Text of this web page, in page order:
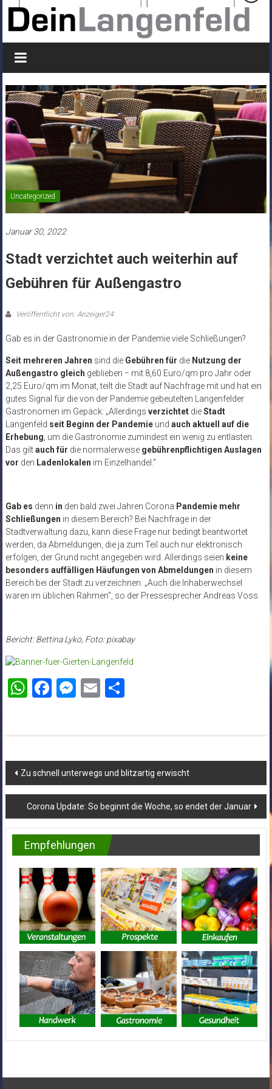
Uncategorized
Januar 30, 2022
Stadt verzichtet auch weiterhin auf
Gebühren für Außengastro
Veröffentlicht von: Anzeiger24
Gab es in der Gastronomie in der Pandemie viele Schließungen?
Seit mehreren Jahren sind die Gebühren für die Nutzung der
Außengastro gleich geblieben − mit 8,60 Euro/qm pro Jahr oder
2,25 Euro/qm im Monat, teilt die Stadt auf Nachfrage mit und hat ein
gutes Signal für die von der Pandemie gebeutelten Langenfelder
Gastronomen im Gepäck: „Allerdings verzichtetdieStadt
Langenfeld seit Beginn der Pandemie und auch aktuell auf die
Erhebung , um die Gastronomie zumindest ein wenig zu entlasten.
Das giltauch für die normalerweise gebührenpflichtigen Auslagen
vor den Ladenlokalen im Einzelhandel.“
Gab es denn in den bald zwei Jahren Corona Pandemie mehr
Schließungen in diesem Bereich? Bei Nachfrage in der
Stadtverwaltung dazu, kann diese Frage nur bedingt beantwortet
werden, da Abmeldungen, die ja zum Teil auch nur elektronisch
erfolgen, der Grund nicht angegeben wird. Allerdings seien keine
besonders auffälligen Häufungen von Abmeldungen in diesem
Bereich bei der Stadt zu verzeichnen. „Auch die Inhaberwechsel
waren im üblichen Rahmen“, so der Pressesprecher Andreas Voss.
Bericht: Bettina Lyko, Foto: pixabay
WhatsApp
Facebook
Messenger
EmailTeilen
Beitragsnavigation
Zu schnell unterwegs und blitzartig erwischt
Corona Update: So beginnt die Woche, so endet der Januar
Empfehlungen